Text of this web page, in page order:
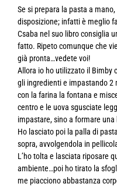
Se si prepara la pasta a
disposizione; infatti è meglio
Csaba nel suo libro consiglia
fatto. Ripeto comunque che
già pronta…vedete voi!
Allora io ho utilizzato il Bimby
gli ingredienti e impastando 2
con la farina la fontana e
centro e le uova sgusciate
impastare, sino a formare
Ho lasciato poi la palla di
sopra, avvolgendola in
L’ho tolta e lasciata riposare
ambiente…poi ho tirato la
me piacciono abbastanza